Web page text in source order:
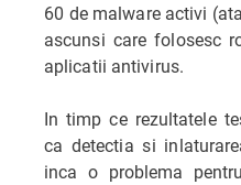
60 de malware activi
ascunsi care folosesc
aplicatii antivirus.
In timp ce rezultatele
ca detectia si
inca o problema